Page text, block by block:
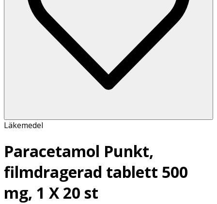
Läkemedel
Paracetamol Punkt,
filmdragerad tablett 500
mg, 1 X 20 st